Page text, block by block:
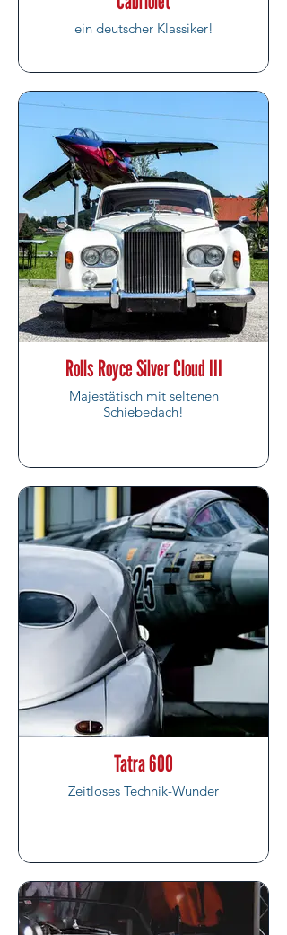
ein deutscher Klassiker!
Rolls Royce Silver Cloud III
Majestätisch mit seltenen
Schiebedach!
Tatra 600
Zeitloses Technik-Wunder